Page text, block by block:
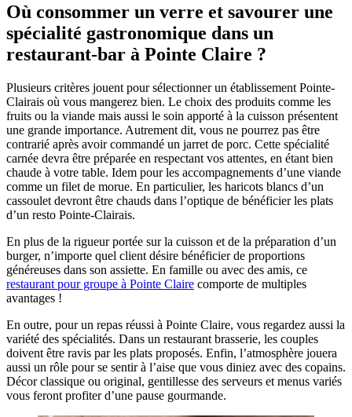
Où consommer un verre et savourer une
spécialité gastronomique dans un
restaurant-bar à Pointe Claire ?
Plusieurs critères jouent pour sélectionner un établissement Pointe-
Clairais où vous mangerez bien. Le choix des produits comme les
fruits ou la viande mais aussi le soin apporté à la cuisson présentent
une grande importance. Autrement dit, vous ne pourrez pas être
contrarié après avoir commandé un jarret de porc. Cette spécialité
carnée devra être préparée en respectant vos attentes, en étant bien
chaude à votre table. Idem pour les accompagnements d’une viande
comme un filet de morue. En particulier, les haricots blancs d’un
cassoulet devront être chauds dans l’optique de bénéficier les plats
d’un resto Pointe-Clairais.
En plus de la rigueur portée sur la cuisson et de la préparation d’un
burger, n’importe quel client désire bénéficier de proportions
généreuses dans son assiette. En famille ou avec des amis, ce
restaurant pour groupe à Pointe Claire comporte de multiples
avantages !
En outre, pour un repas réussi à Pointe Claire, vous regardez aussi la
variété des spécialités. Dans un restaurant brasserie, les couples
doivent être ravis par les plats proposés. Enfin, l’atmosphère jouera
aussi un rôle pour se sentir à l’aise que vous diniez avec des copains.
Décor classique ou original, gentillesse des serveurs et menus variés
vous feront profiter d’une pause gourmande.